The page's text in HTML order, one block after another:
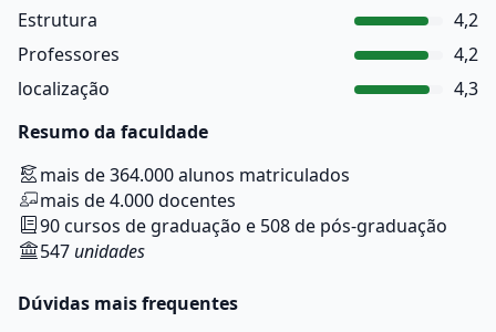
Estrutura
4,2
Professores
4,2
localização
4,3
Resumo da faculdade
mais de 364.000 alunos matriculados
mais de 4.000 docentes
90 cursos de graduação e 508 de pós-graduação
547unidades
Dúvidas mais frequentes